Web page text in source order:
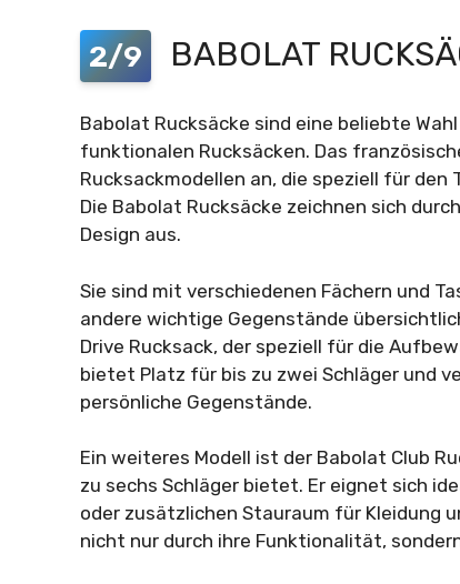
2/9 BABOLAT
Babolat Rucksäcke sind eine beliebte
funktionalen Rucksäcken. Das
Rucksackmodellen an, die speziell für den
Die Babolat Rucksäcke zeichnen sich
Design aus.
Sie sind mit verschiedenen Fächern und
andere wichtige Gegenstände
Drive Rucksack, der speziell für die
bietet Platz für bis zu zwei Schläger und
persönliche Gegenstände.
Ein weiteres Modell ist der Babolat Club
zu sechs Schläger bietet. Er eignet sich
oder zusätzlichen Stauraum für Kleidung
nicht nur durch ihre Funktionalität,